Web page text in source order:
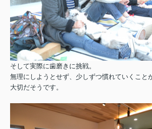
そして実際に歯磨きに挑戦。
無理にしようとせず、少しずつ慣れていくこと
大切だそうです。